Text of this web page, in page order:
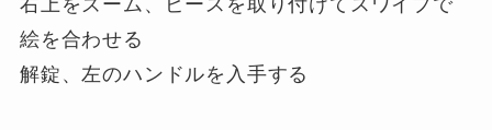
絵を合わせる
解錠、左のハンドルを入手する